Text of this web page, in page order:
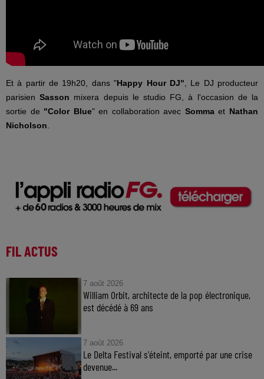
Et à partir de 19h20, dans "Happy Hour DJ", Le DJ producteur
parisien Sasson mixera depuis le studio FG, à l'occasion de la
sortie de "Color Blue" en collaboration avec Sommaet Nathan
Nicholson.
FIL ACTUS
7 août 2026
William Orbit, architecte de la pop électronique,
est décédé à 69 ans
7 août 2026
Le Delta Festival s'éteint, emporté par une crise
devenue...